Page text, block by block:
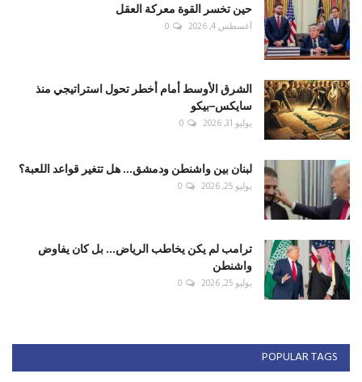
حين تخسر القوة معركة العقل
أغسطس 4, 2026 0
الشرق الأوسط أمام أخطر تحول استراتيجي منذ
سايكس–بيكو
يوليو 31, 2026 0
لبنان بين واشنطن ودمشق... هل تتغير قواعد اللعبة؟
يوليو 25, 2026 0
ترامب لم يكن يخاطب الرياض... بل كان يفاوض
واشنطن
يوليو 25, 2026 0
POPULAR TAGS